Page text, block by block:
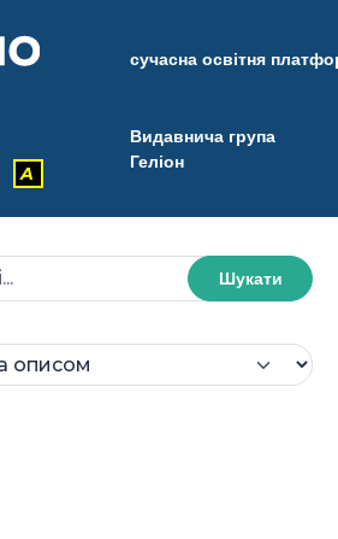
сучасна освітня
A
Видавнича група
Геліон
Шукати